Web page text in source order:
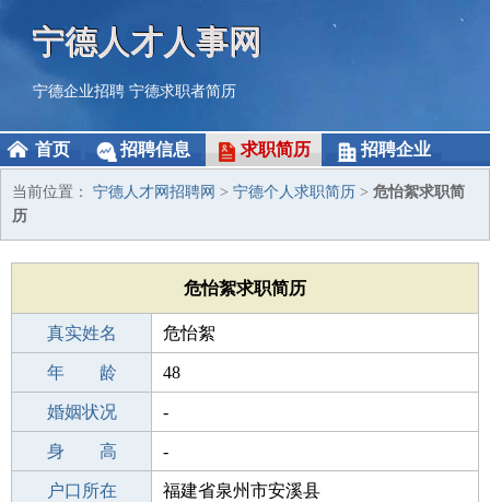
宁德人才人事网
宁德企业招聘 宁德求职者简历
首页 招聘信息 求职简历 招聘企业
当前位置： 宁德人才网招聘网 > 宁德个人求职简历 > 危怡絮求职简
历
危怡絮求职简历
真实姓名 危怡絮
性 别 女
年 龄 48
出生年月 1978-10-30
婚姻状况 -
学 历 成人教育
身 高 -
毕业学校 思路机修职业培训中心
户口所在 福建省泉州市安溪县